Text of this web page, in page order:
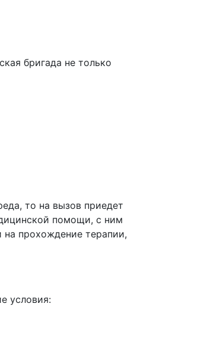
бригада не только
то на вызов приедет
помощи, с ним
на прохождение терапии,
условия: